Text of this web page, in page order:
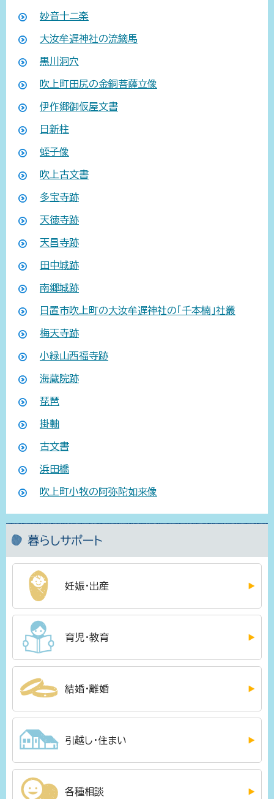
妙音十二楽
大汝牟遅神社の流鏑馬
黒川洞穴
吹上町田尻の金銅菩薩立像
伊作郷御仮屋文書
日新柱
蛭子像
吹上古文書
多宝寺跡
天徳寺跡
天昌寺跡
田中城跡
南郷城跡
日置市吹上町の大汝牟遅神社の「千本楠」社叢
梅天寺跡
小緑山西福寺跡
海蔵院跡
琵琶
掛軸
古文書
浜田橋
吹上町小牧の阿弥陀如来像
暮らしサポート
妊娠・出産
育児・教育
結婚・離婚
引越し・住まい
各種相談